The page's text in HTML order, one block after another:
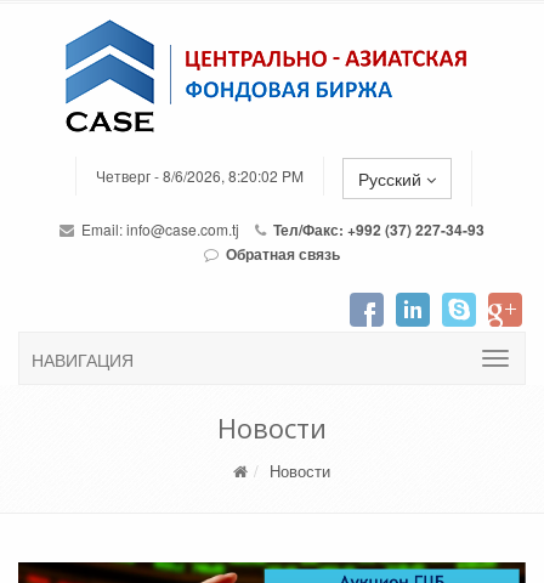
Четверг - 8/6/2026, 8:20:02 PM Русский
Email:info@case.com.tj
Тел/Факс: +992 (37) 227-34-93
Обратная связь
НАВИГАЦИЯ
Новости
Новости